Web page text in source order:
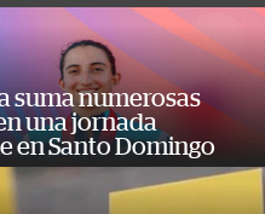
suma numerosas
una jornada
en Santo Domingo